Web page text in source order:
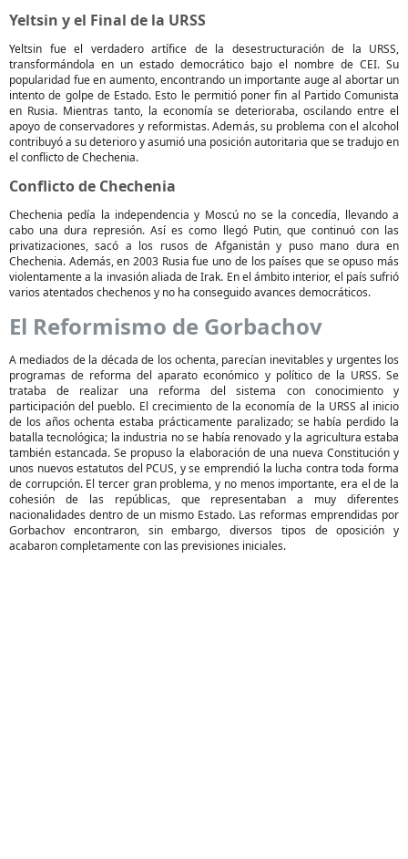
Yeltsin y el Final de la URSS
Yeltsin fue el verdadero artífice de la desestructuración de la URSS,
transformándola en un estado democrático bajo el nombre de CEI. Su
popularidad fue en aumento, encontrando un importante auge al abortar un
intento de golpe de Estado. Esto le permitió poner fin al Partido Comunista
en Rusia. Mientras tanto, la economía se deterioraba, oscilando entre el
apoyo de conservadores y reformistas. Además, su problema con el alcohol
contribuyó a su deterioro y asumió una posición autoritaria que se tradujo en
el conflicto de Chechenia.
Conflicto de Chechenia
Chechenia pedía la independencia y Moscú no se la concedía, llevando a
cabo una dura represión. Así es como llegó Putin, que continuó con las
privatizaciones, sacó a los rusos de Afganistán y puso mano dura en
Chechenia. Además, en 2003 Rusia fue uno de los países que se opuso más
violentamente a la invasión aliada de Irak. En el ámbito interior, el país sufrió
varios atentados chechenos y no ha conseguido avances democráticos.
El Reformismo de Gorbachov
A mediados de la década de los ochenta, parecían inevitables y urgentes los
programas de reforma del aparato económico y político de la URSS. Se
trataba de realizar una reforma del sistema con conocimiento y
participación del pueblo. El crecimiento de la economía de la URSS al inicio
de los años ochenta estaba prácticamente paralizado; se había perdido la
batalla tecnológica; la industria no se había renovado y la agricultura estaba
también estancada. Se propuso la elaboración de una nueva Constitución y
unos nuevos estatutos del PCUS, y se emprendió la lucha contra toda forma
de corrupción. El tercer gran problema, y no menos importante, era el de la
cohesión de las repúblicas, que representaban a muy diferentes
nacionalidades dentro de un mismo Estado. Las reformas emprendidas por
Gorbachov encontraron, sin embargo, diversos tipos de oposición y
acabaron completamente con las previsiones iniciales.